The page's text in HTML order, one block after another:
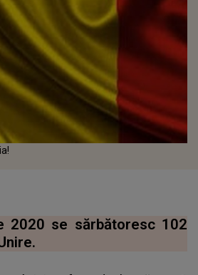
2020 se sărbătoresc 102